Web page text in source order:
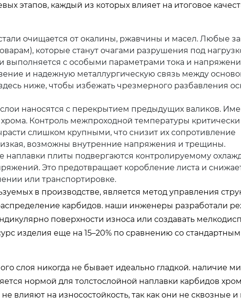
этапов, каждый из которых влияет на итоговое
очищается от окалины, ржавчины и масел. Любые
которые станут очагами разрушения под
выполняется с особыми параметрами тока и
и надежную металлургическую связь между
ниже, чтобы избежать чрезмерного разбавления
наносятся с перекрытием предыдущих валиков.
Контроль межпроходной температуры
слишком крупными, что снизит их сопротивление
возможны внутренние напряжения и трещины.
наплавки плиты подвергаются контролируемому
Это предотвращает коробление листа и
или транспортировке.
в производстве, является метод управления
карбидов. наши инженеры разработали
поверхности износа или создавать
изделия еще на 15–20% по сравнению со
слоя никогда не бывает идеально гладкой. наличие
нормой для толстослойной наплавки карбидов
на износостойкость, так как они не сквозные и